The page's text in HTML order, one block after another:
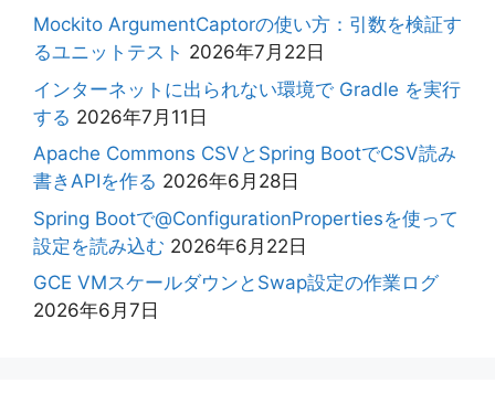
Mockito ArgumentCaptorの使い方：引数を検証す
るユニットテスト 2026年7月22日
インターネットに出られない環境で Gradle を実行
する 2026年7月11日
Apache Commons CSVとSpring BootでCSV読み
書きAPIを作る 2026年6月28日
Spring Bootで@ConfigurationPropertiesを使って
設定を読み込む 2026年6月22日
GCE VMスケールダウンとSwap設定の作業ログ
2026年6月7日